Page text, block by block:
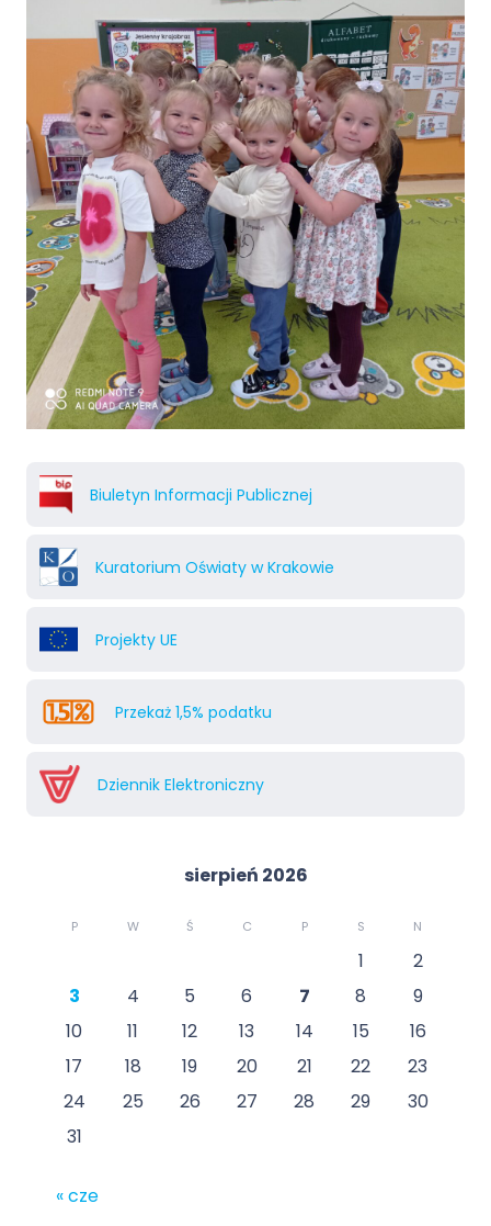
Biuletyn Informacji Publicznej
Kuratorium Oświaty w Krakowie
Projekty UE
Przekaż 1,5% podatku
Dziennik Elektroniczny
sierpień 2026
P W Ś C P S N
1
2
3
4 5 6 7 8
9
10
11 12 13 14 15
16
17
18 19 20 21 22
23
24
25 26 27 28 29
30
31
« cze